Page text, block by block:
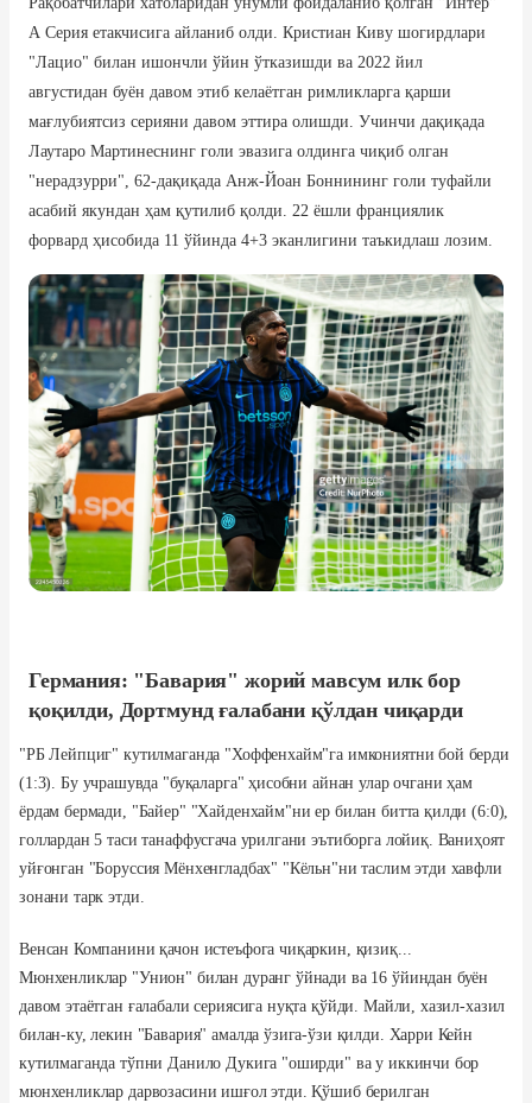
А Серия етакчисига айланиб олди. Кристиан Киву шогирдлари
"Лацио" билан ишончли ўйин ўтказишди ва 2022 йил
августидан буён давом этиб келаётган римликларга қарши
мағлубиятсиз серияни давом эттира олишди. Учинчи дақиқада
Лаутаро Мартинеснинг голи эвазига олдинга чиқиб олган
"нерадзурри", 62-дақиқада Анж-Йоан Боннининг голи туфайли
асабий якундан ҳам қутилиб қолди. 22 ёшли франциялик
форвард ҳисобида 11 ўйинда 4+3 эканлигини таъкидлаш лозим.
Германия: "Бавария" жорий мавсум илк бор
қоқилди, Дортмунд ғалабани қўлдан чиқарди
"РБ Лейпциг" кутилмаганда "Хоффенхайм"га имкониятни бой берди
(1:3). Бу учрашувда "буқаларга" ҳисобни айнан улар очгани ҳам
ёрдам бермади, "Байер" "Хайденхайм"ни ер билан битта қилди (6:0),
голлардан 5 таси танаффусгача урилгани эътиборга лойиқ. Ваниҳоят
уйғонган "Боруссия Мёнхенгладбах" "Кёльн"ни таслим этди хавфли
зонани тарк этди.
Венсан Компанини қачон истеъфога чиқаркин, қизиқ...
Мюнхенликлар "Унион" билан дуранг ўйнади ва 16 ўйиндан буён
давом этаётган ғалабали сериясига нуқта қўйди. Майли, хазил-хазил
билан-ку, лекин "Бавария" амалда ўзига-ўзи қилди. Харри Кейн
кутилмаганда тўпни Данило Дукига "оширди" ва у иккинчи бор
мюнхенликлар дарвозасини ишғол этди. Қўшиб берилган